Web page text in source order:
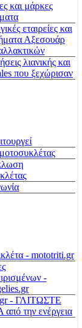
και μάρκες
εταιρείες και
Αξεσουάρ
λιανικής και
που ξεχώρισαν
- mototriti.gr
-
- ΓΛΙΤΩΣΤΕ
την ενέργεια